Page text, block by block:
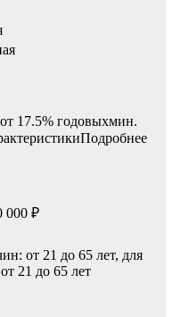
17.5% годовыхмин.
000 ₽
от 21 до 65 лет, для
21 до 65 лет